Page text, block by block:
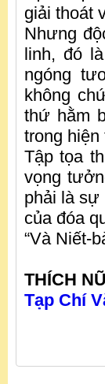
giải thoát
Nhưng
linh, đó
ngóng
không
thứ hằm
trong hiện
Tập tọa
vọng
phải là sự
của đóa
“Và Niết-
THÍCH
Tạp Chí